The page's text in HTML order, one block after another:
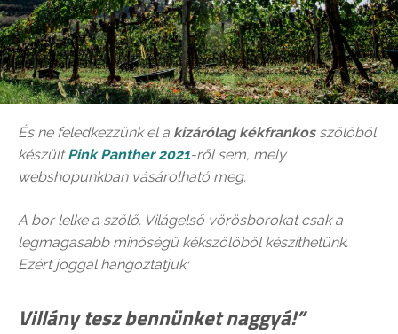
És ne feledkezzünk el a kizárólag kékfrankosszőlőből
készültPink Panther 2021-ről sem, mely
webshopunkban vásárolható meg.
A bor lelke a szőlő. Világelső vörösborokat csak a
legmagasabb minőségű kékszőlőből készíthetünk.
Ezért joggal hangoztatjuk:
Villány tesz bennünket naggyá!”